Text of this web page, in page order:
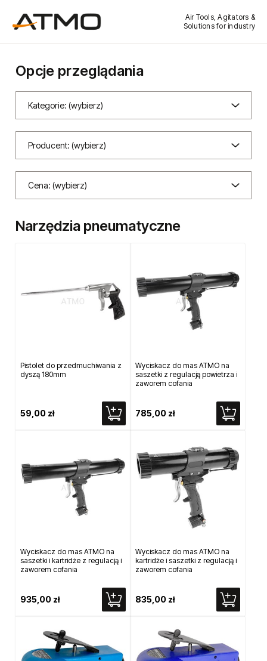
Air Tools, Agitators &
Solutions for industry
Opcje przeglądania
Kategorie: (wybierz)
Producent: (wybierz)
Cena: (wybierz)
Narzędzia pneumatyczne
Pistolet do przedmuchiwania z
dyszą 180mm
59,00 zł
Wyciskacz do mas ATMO na
saszetki z regulacją powietrza i
zaworem cofania
785,00 zł
Wyciskacz do mas ATMO na
saszetki i kartridże z regulacją i
zaworem cofania
935,00 zł
Wyciskacz do mas ATMO na
kartridże i saszetki z regulacją i
zaworem cofania
835,00 zł